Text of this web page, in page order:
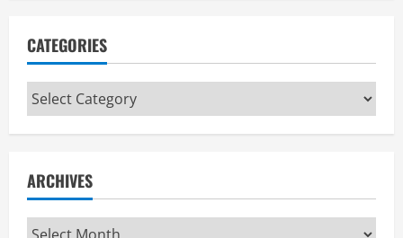
CATEGORIES
Categories
ARCHIVES
Archives